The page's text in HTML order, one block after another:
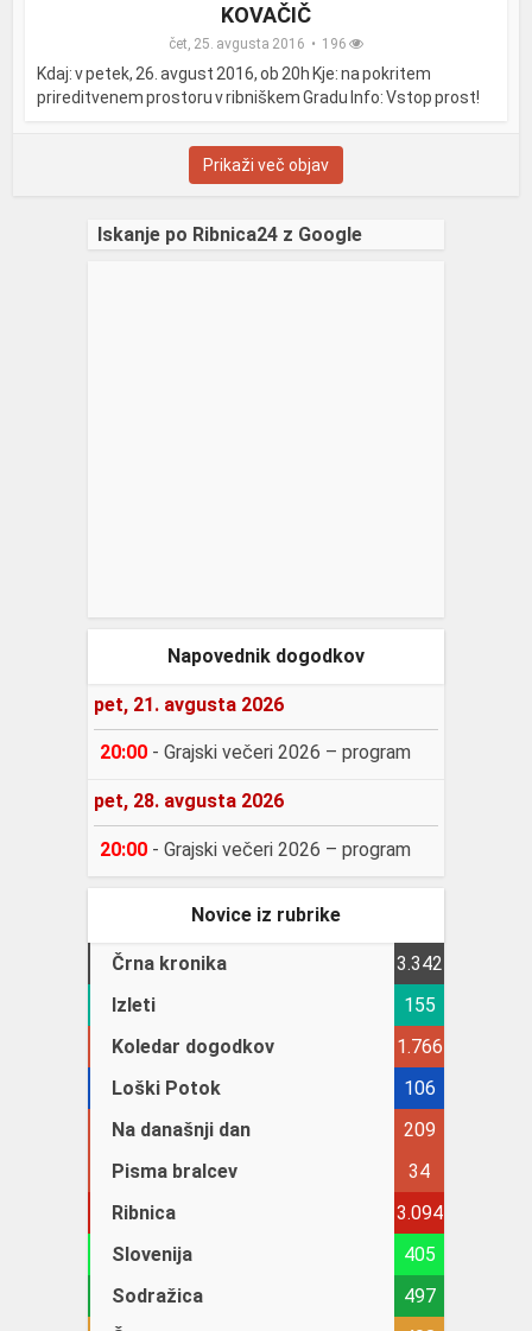
KOVAČIČ
čet, 25. avgusta 2016 196
Kdaj: v petek, 26. avgust 2016, ob 20h Kje: na pokritem
prireditvenem prostoru v ribniškem Gradu Info: Vstop prost!
Prikaži več objav
Iskanje po Ribnica24 z Google
Napovednik dogodkov
pet, 21. avgusta 2026
20:00 - Grajski večeri 2026 – program
pet, 28. avgusta 2026
20:00 - Grajski večeri 2026 – program
Novice iz rubrike
Črna kronika
3.342
Izleti
155
Koledar dogodkov
1.766
Loški Potok
106
Na današnji dan
209
Pisma bralcev
34
Ribnica
3.094
Slovenija
405
Sodražica
497